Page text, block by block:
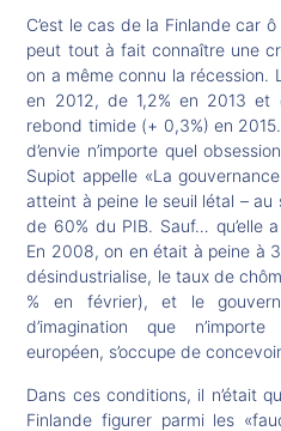
C’est le cas de la Finlande car
peut tout à fait connaître une
on a même connu la récession.
en 2012, de 1,2% en 2013
rebond timide (+ 0,3%) en
d’envie n’importe quel
Supiot appelle «La
atteint à peine le seuil létal –
de 60% du PIB. Sauf… qu’elle
En 2008, on en était à peine à
désindustrialise, le taux de
% en février), et le
d’imagination que
européen, s’occupe de
Dans ces conditions, il n’était
Finlande figurer parmi les